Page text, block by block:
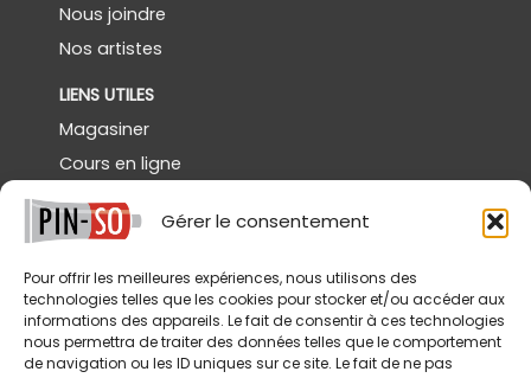
Gérer le consentement
Pour offrir les meilleures expériences, nous utilisons des
technologies telles que les cookies pour stocker et/ou accéder aux
informations des appareils. Le fait de consentir à ces technologies
nous permettra de traiter des données telles que le comportement
de navigation ou les ID uniques sur ce site. Le fait de ne pas
Nous joindre
Nos artistes
LIENS UTILES
Magasiner
Cours en ligne
Démos gratuites
Powertex Canada
SERVICES
Livraison